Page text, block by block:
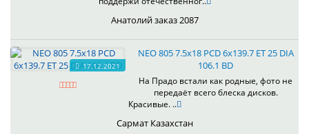
Анатолий заказ 2087
17.12.2021
NEO 805 7.5x18 PCD 6x139.7 ET 25 DIA
106.1 BD
На Прадо встали как родные, фото не
передаёт всего блеска дисков.
Красивые. ..
Сармат Казахстан